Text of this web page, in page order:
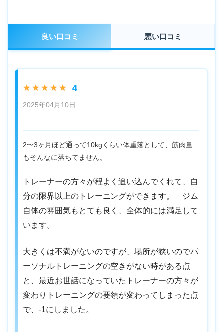
良い口コミ 悪い口コミ
★★★★★ 4
2025年04月10日
2〜3ヶ月ほど通って10kgくらい体重落として、筋肉量
もそんなに落ちてません。
トレーナーの方々が程よく追い込んでくれて、自
分の限界以上のトレーニングができます。 ジム
自体の雰囲気もとても良く、全体的には満足して
います。
大きくは不満がないのですが、場所が狭いのでパ
ーソナルトレーニングの空きがない時がある点
と、最近お世話になっていたトレーナーの方々が
変わりトレーニングの要領が変わってしまった点
で、-1にしました。